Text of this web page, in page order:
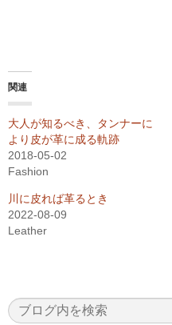
関連
大人が知るべき、タンナーに
より皮が革に成る軌跡
2018-05-02
Fashion
川に皮れば革るとき
2022-08-09
Leather